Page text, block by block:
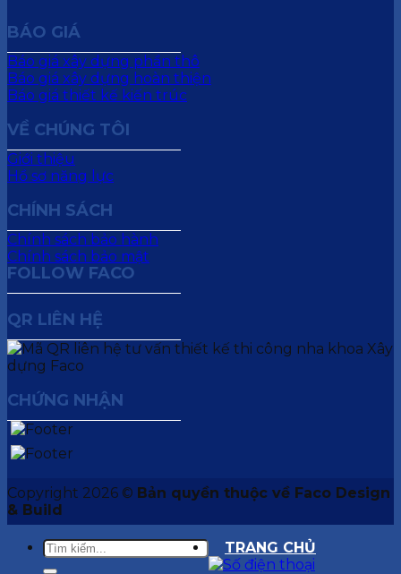
BÁO GIÁ
Báo giá xây dựng phần thô
Báo giá xây dựng hoàn thiện
Báo giá thiết kế kiến trúc
VỀ CHÚNG TÔI
Giới thiệu
Hồ sơ năng lực
CHÍNH SÁCH
Chính sách bảo hành
Chính sách bảo mật
FOLLOW FACO
QR LIÊN HỆ
CHỨNG NHẬN
Copyright 2026 © Bản quyền thuộc về Faco Design
& Build
TRANG CHỦ